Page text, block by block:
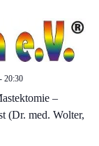
u
c
e
e
n
a
–
(Dr. med. Wolter,
- 20:30